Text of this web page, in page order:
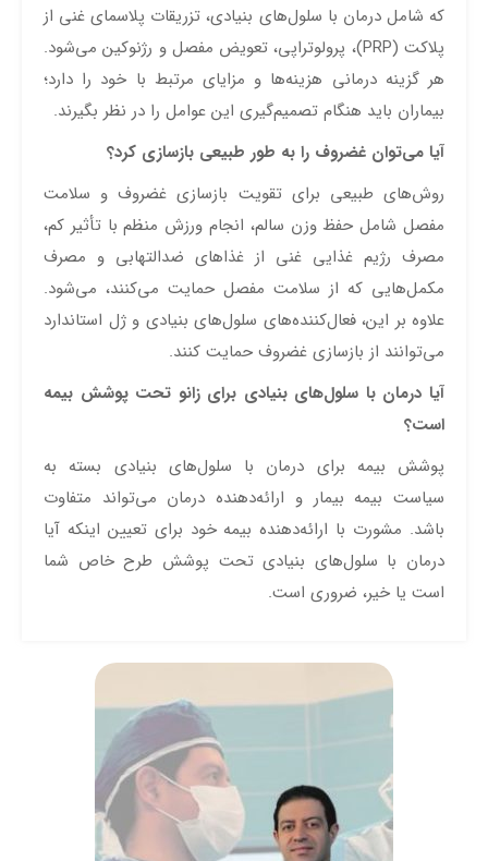
که شامل درمان با سلول‌های بنیادی، تزریقات پلاسمای غنی از
پلاکت (PRP)، پرولوتراپی، تعویض مفصل و رژنوکین می‌شود.
هر گزینه درمانی هزینه‌ها و مزایای مرتبط با خود را دارد؛
بیماران باید هنگام تصمیم‌گیری این عوامل را در نظر بگیرند.
آیا می‌توان غضروف را به طور طبیعی بازسازی کرد؟
روش‌های طبیعی برای تقویت بازسازی غضروف و سلامت
مفصل شامل حفظ وزن سالم، انجام ورزش منظم با تأثیر کم،
مصرف رژیم غذایی غنی از غذاهای ضدالتهابی و مصرف
مکمل‌هایی که از سلامت مفصل حمایت می‌کنند، می‌شود.
علاوه بر این، فعال‌کننده‌های سلول‌های بنیادی و ژل استاندارد
می‌توانند از بازسازی غضروف حمایت کنند.
آیا درمان با سلول‌های بنیادی برای زانو تحت پوشش بیمه
است؟
پوشش بیمه برای درمان با سلول‌های بنیادی بسته به
سیاست بیمه بیمار و ارائه‌دهنده درمان می‌تواند متفاوت
باشد. مشورت با ارائه‌دهنده بیمه خود برای تعیین اینکه آیا
درمان با سلول‌های بنیادی تحت پوشش طرح خاص شما
است یا خیر، ضروری است.